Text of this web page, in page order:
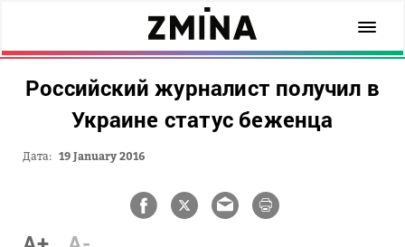
Российский журналист получил в
Украине статус беженца
Дата: 19 January 2016